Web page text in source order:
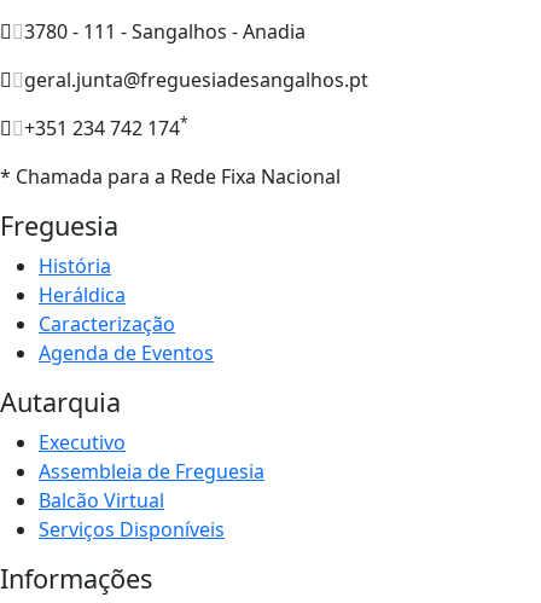
3780 - 111 - Sangalhos - Anadia
geral.junta@freguesiadesangalhos.pt
+351 234 742 174*
* Chamada para a Rede Fixa Nacional
Freguesia
História
Heráldica
Caracterização
Agenda de Eventos
Autarquia
Executivo
Assembleia de Freguesia
Balcão Virtual
Serviços Disponíveis
Informações